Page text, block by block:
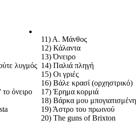
λυγμός
το όνειρο
11) Α. Μάνθος
12) Κάλαντα
13) Όνειρο
14) Παλιά πληγή
15) Οι γριές
16) Βάλε κρασί (ορχηστρικό)
17) Έρημα κορμιά
18) Βάρκα μου μπογιατισμένη
19) Άστρο του πρωινού
20) The guns of Brixton